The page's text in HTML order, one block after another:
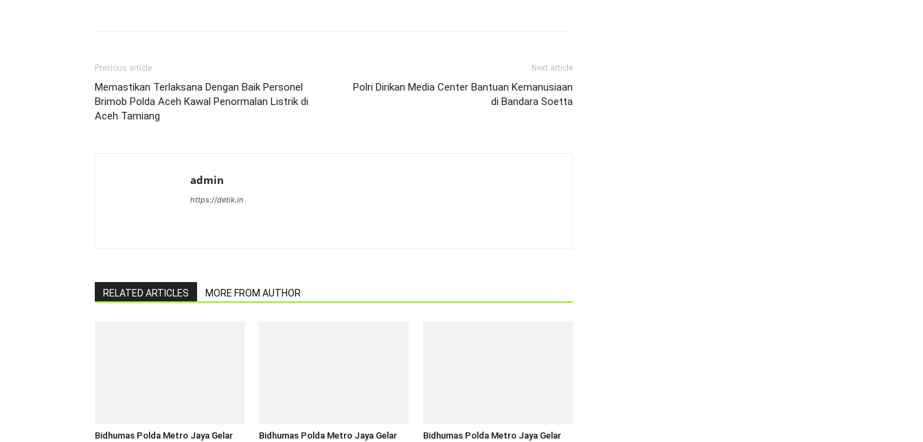
Previous article
Memastikan Terlaksana Dengan Baik Personel
Brimob Polda Aceh Kawal Penormalan Listrik di
Aceh Tamiang
Next article
Polri Dirikan Media Center Bantuan Kemanusiaan
di Bandara Soetta
admin
https://detik.in
RELATED ARTICLES MORE FROM AUTHOR
Bidhumas Polda Metro Jaya Gelar Bidhumas Polda Metro Jaya Gelar Bidhumas Polda Metro Jaya Gelar